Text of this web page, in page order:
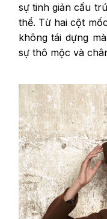
sự tinh giản cấu
thể. Từ hai cột
không tái dựng
sự thô mộc và